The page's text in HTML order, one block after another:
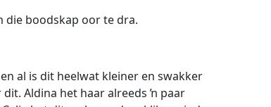
die boodskap oor te dra.
al is dit heelwat kleiner en swakker
dit. Aldina het haar alreeds ŉ paar